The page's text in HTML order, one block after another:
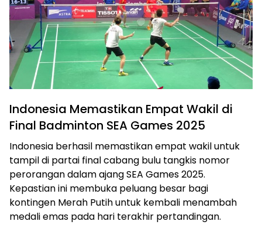
Indonesia Memastikan Empat Wakil di
Final Badminton SEA Games 2025
Indonesia berhasil memastikan empat wakil untuk
tampil di partai final cabang bulu tangkis nomor
perorangan dalam ajang SEA Games 2025.
Kepastian ini membuka peluang besar bagi
kontingen Merah Putih untuk kembali menambah
medali emas pada hari terakhir pertandingan.